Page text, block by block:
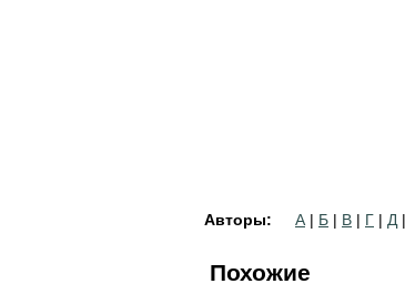
Авторы: А | Б | В | Г | Д |
Похожие